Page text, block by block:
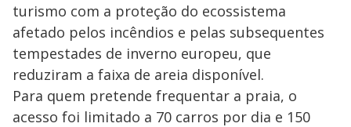
turismo com a proteção do ecossistema
afetado pelos incêndios e pelas subsequentes
tempestades de inverno europeu, que
reduziram a faixa de areia disponível.
Para quem pretende frequentar a praia, o
acesso foi limitado a 70 carros por dia e 150